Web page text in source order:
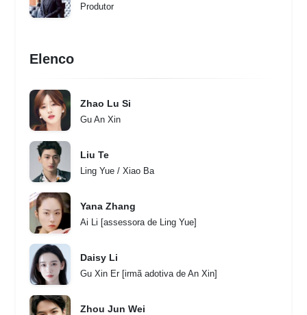
Produtor
Elenco
Zhao Lu Si
Gu An Xin
Liu Te
Ling Yue / Xiao Ba
Yana Zhang
Ai Li [assessora de Ling Yue]
Daisy Li
Gu Xin Er [irmã adotiva de An Xin]
Zhou Jun Wei